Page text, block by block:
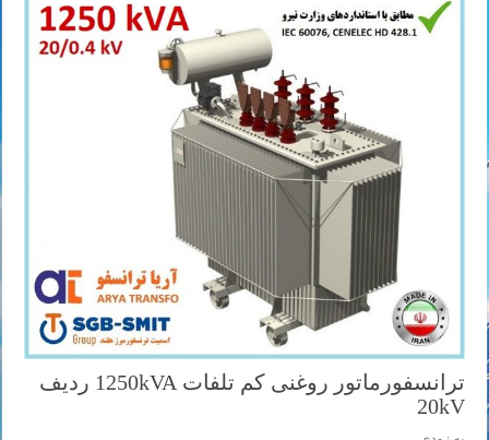
ترانسفورماتور روغنی کم تلفات 1250kVA ردیف
20kV